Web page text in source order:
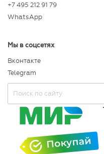
+7 495 212 91 79
WhatsApp
Мы в соцсетях
Вконтакте
Telegram